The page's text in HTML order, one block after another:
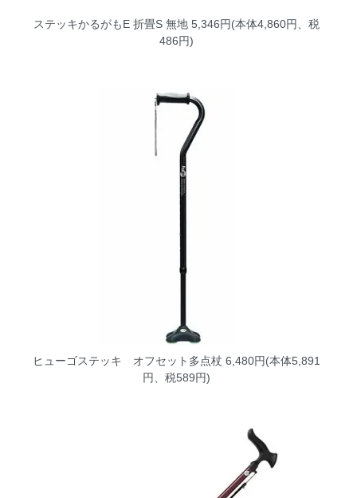
ステッキかるがもE 折畳S 無地 5,346円(本体4,860円、税
486円)
ヒューゴステッキ オフセット多点杖 6,480円(本体5,891
円、税589円)